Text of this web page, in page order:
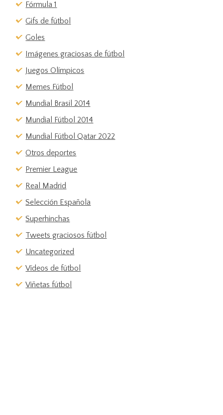
Fórmula 1
Gifs de fútbol
Goles
Imágenes graciosas de fútbol
Juegos Olímpicos
Memes Fútbol
Mundial Brasil 2014
Mundial Fútbol 2014
Mundial Fútbol Qatar 2022
Otros deportes
Premier League
Real Madrid
Selección Española
Superhinchas
Tweets graciosos fútbol
Uncategorized
Vídeos de fútbol
Viñetas fútbol